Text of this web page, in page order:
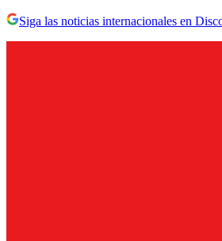
Siga las noticias internacionales en